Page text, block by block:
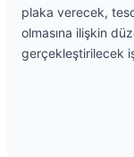
plaka verecek,
olmasına ilişkin
gerçekleştirilecek